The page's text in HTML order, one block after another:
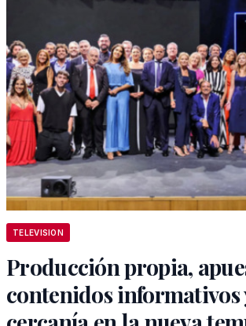
TELEVISION
Producción propia,
contenidos informativos